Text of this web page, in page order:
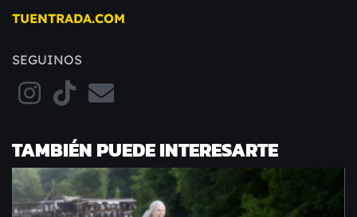
TUENTRADA.COM
SEGUINOS
TAMBIÉN PUEDE INTERESARTE